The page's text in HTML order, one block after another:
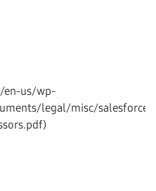
en-us/wp-
legal/misc/salesforce-